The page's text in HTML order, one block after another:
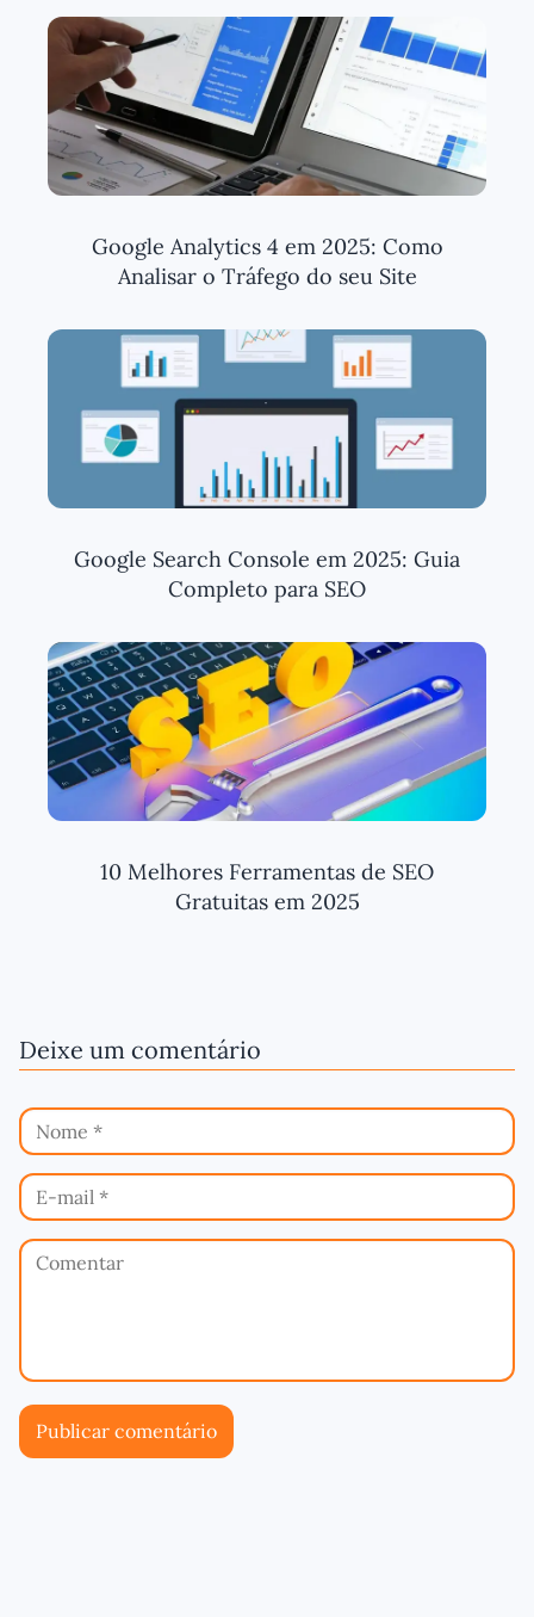
Google Analytics 4 em 2025: Como
Analisar o Tráfego do seu Site
Google Search Console em 2025: Guia
Completo para SEO
10 Melhores Ferramentas de SEO
Gratuitas em 2025
Deixe um comentário